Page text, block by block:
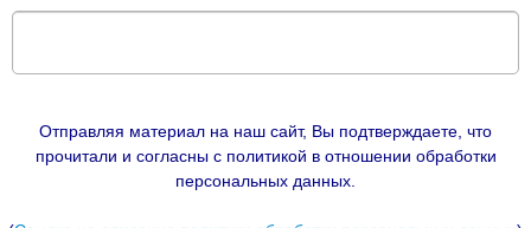
Отправляя материал на наш сайт, Вы подтверждаете, что
прочитали и согласны с политикой в отношении обработки
персональных данных.